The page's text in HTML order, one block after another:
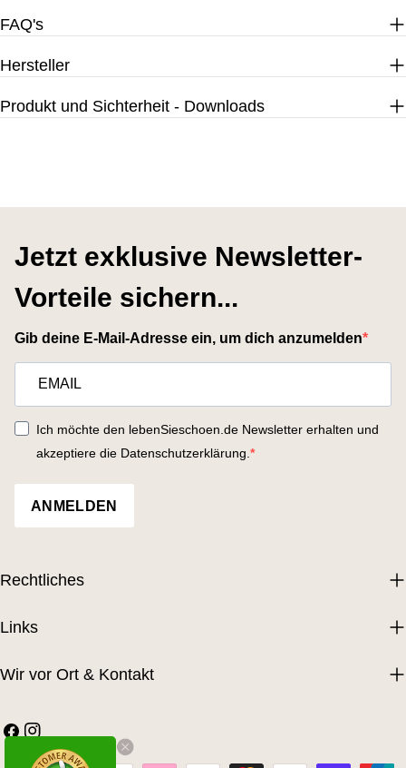
FAQ's
Hersteller
Produkt und Sichterheit - Downloads
Jetzt exklusive Newsletter-
Vorteile sichern...
Gib deine E-Mail-Adresse ein, um dich anzumelden
Ich möchte den lebenSieschoen.de Newsletter erhalten und
akzeptiere die Datenschutzerklärung.
ANMELDEN
Rechtliches
Links
Wir vor Ort & Kontakt
Facebook
Instagram